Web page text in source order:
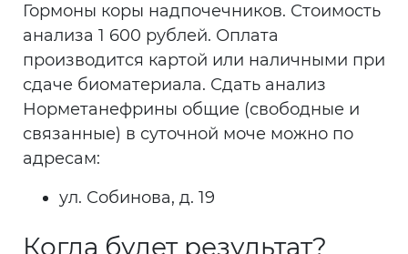
Гормоны коры надпочечников. Стоимость
анализа 1 600 рублей. Оплата
производится картой или наличными при
сдаче биоматериала. Сдать анализ
Норметанефрины общие (свободные и
связанные) в суточной моче можно по
адресам:
ул. Собинова, д. 19
Когда будет результат?